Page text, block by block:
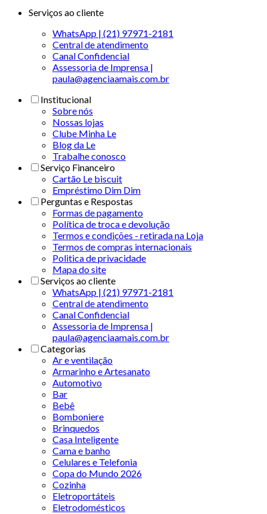
Serviços ao cliente
WhatsApp | (21) 97971-2181
Central de atendimento
Canal Confidencial
Assessoria de Imprensa |
paula@agenciaamais.com.br
Institucional
Sobre nós
Nossas lojas
Clube Minha Le
Blog da Le
Trabalhe conosco
Serviço Financeiro
Cartão Le biscuit
Empréstimo Dim Dim
Perguntas e Respostas
Formas de pagamento
Política de troca e devolução
Termos e condições - retirada na Loja
Termos de compras internacionais
Politica de privacidade
Mapa do site
Serviços ao cliente
WhatsApp | (21) 97971-2181
Central de atendimento
Canal Confidencial
Assessoria de Imprensa |
paula@agenciaamais.com.br
Categorias
Ar e ventilação
Armarinho e Artesanato
Automotivo
Bar
Bebê
Bomboniere
Brinquedos
Casa Inteligente
Cama e banho
Celulares e Telefonia
Copa do Mundo 2026
Cozinha
Eletroportáteis
Eletrodomésticos